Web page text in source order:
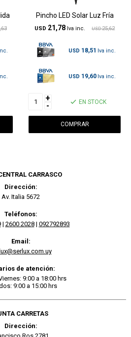
Pincho LED Solar Luz Fría
USD 21,78 USD 25,62
USD 18,51
USD 19,60
+
- EN STOCK
CARRASCO
Dirección:
Av. Italia 5672
Teléfonos:
| 2600 2028| 092792893
Email:
de atención:
9:00 a 18:00 hrs
9:00 a 15:00 hrs
CARRETAS
Dirección: